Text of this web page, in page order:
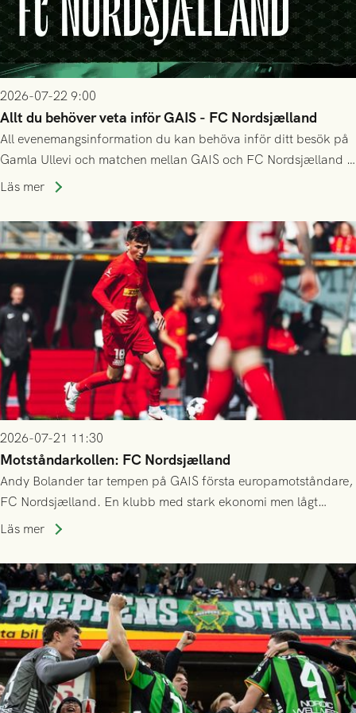
2026-07-22 9:00
Allt du behöver veta inför GAIS - FC Nordsjælland
All evenemangsinformation du kan behöva inför ditt besök på
Gamla Ullevi och matchen mellan GAIS och FC Nordsjælland i
kvalet till Conference League! Avspark kl 19.00 på torsdag
Läs mer
2026-07-21 11:30
Motståndarkollen: FC Nordsjælland
Andy Bolander tar tempen på GAIS första europamotståndare,
FC Nordsjælland. En klubb med stark ekonomi men lågt
publiksnitt, ett lag med både kollektiv styrka och individuell
Läs mer